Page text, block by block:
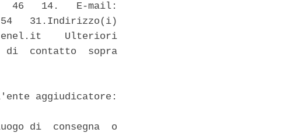
46   14.   E-mail:
54   31.Indirizzo(i)
Ulteriori
di  contatto  sopra
aggiudicatore:
di  consegna  o